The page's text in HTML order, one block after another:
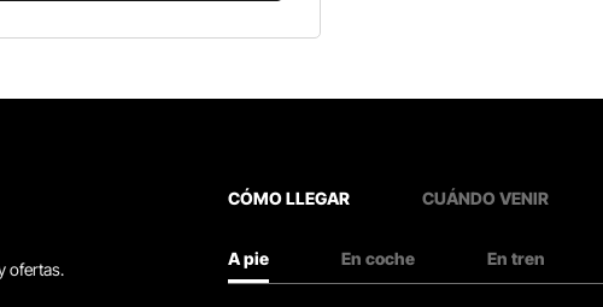
ofertas.
CÓMO LLEGAR CUÁNDO VENIR
A pie En coche En tren